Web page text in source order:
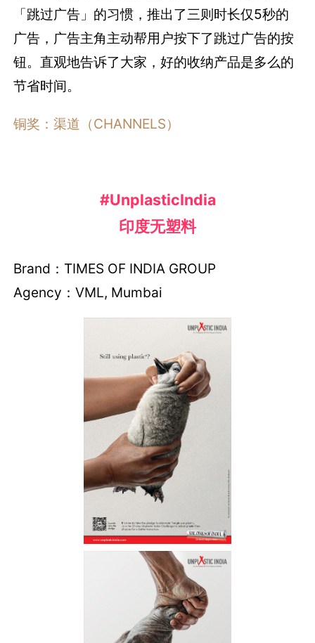
「跳过广告」的习惯，推出了三则时长仅5秒的
广告，广告主角主动帮用户按下了跳过广告的按
钮。直观地告诉了大家，好的收纳产品是多么的
节省时间。
铜奖：渠道（CHANNELS）
#UnplasticIndia
印度无塑料
Brand：TIMES OF INDIA GROUP
Agency：VML, Mumbai